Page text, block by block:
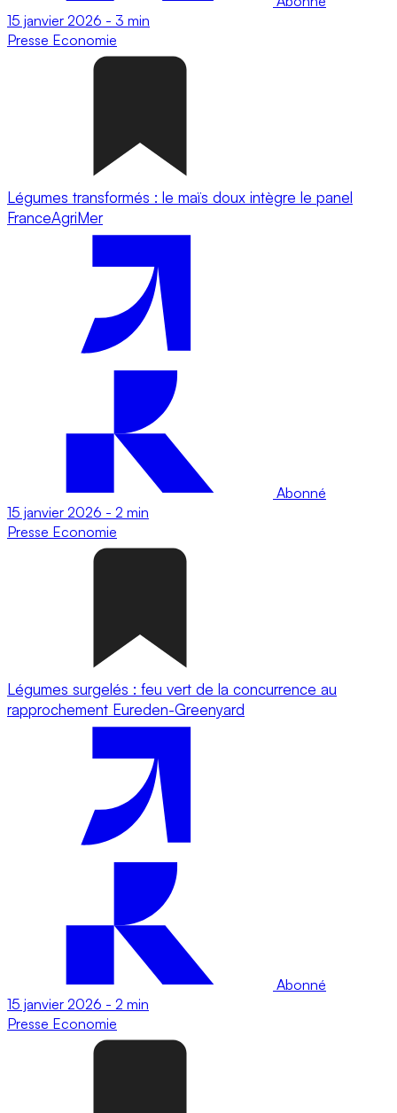
15 janvier 2026 - 3 min
Presse Economie
Légumes transformés : le maïs doux intègre le panel
FranceAgriMer
Abonné
15 janvier 2026 - 2 min
Presse Economie
Légumes surgelés : feu vert de la concurrence au
rapprochement Eureden-Greenyard
Abonné
15 janvier 2026 - 2 min
Presse Economie